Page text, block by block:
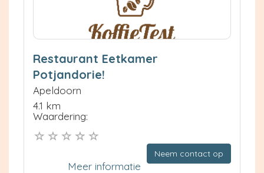
Restaurant Eetkamer
Potjandorie!
Apeldoorn
4.1 km
Waardering:
Neem contact op
Meer informatie